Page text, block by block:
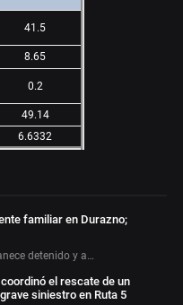
41.5
8.65
0.2
49.14
6.6332
familiar en Durazno;
detenido y a…
el rescate de un
siniestro en Ruta 5